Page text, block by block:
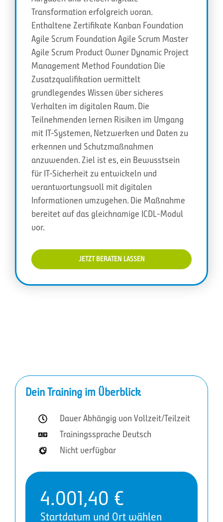
Transformation erfolgreich voran.
Enthaltene Zertifikate Kanban Foundation
Agile Scrum Foundation Agile Scrum Master
Agile Scrum Product Owner Dynamic Project
Management Method Foundation Die
Zusatzqualifikation vermittelt
grundlegendes Wissen über sicheres
Verhalten im digitalen Raum. Die
Teilnehmenden lernen Risiken im Umgang
mit IT-Systemen, Netzwerken und Daten zu
erkennen und Schutzmaßnahmen
anzuwenden. Ziel ist es, ein Bewusstsein
für IT-Sicherheit zu entwickeln und
verantwortungsvoll mit digitalen
Informationen umzugehen. Die Maßnahme
bereitet auf das gleichnamige ICDL-Modul
vor.
JETZT BERATEN LASSEN
Dein Training im Überblick
Dauer Abhängig von Vollzeit/Teilzeit
Trainingssprache Deutsch
Nicht verfügbar
4.001,40 €
Startdatum und Ort wählen